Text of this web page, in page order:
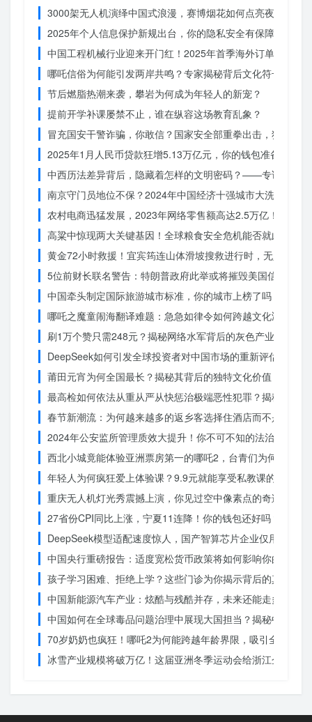
3000架无人机演绎中国式浪漫，赛博烟花如何点亮夜空？
2025年个人信息保护新规出台，你的隐私安全有保障了吗？
中国工程机械行业迎来开门红！2025年首季海外订单激增，
哪吒信俗为何能引发两岸共鸣？专家揭秘背后文化符号的力量
节后燃脂热潮来袭，攀岩为何成为年轻人的新宠？
提前开学补课屡禁不止，谁在纵容这场教育乱象？
冒充国安干警诈骗，你敢信？国家安全部重拳出击，犯罪团
2025年1月人民币贷款狂增5.13万亿元，你的钱包准备好了吗
中西历法差异背后，隐藏着怎样的文明密码？——专访南京
南京守门员地位不保？2024年中国经济十强城市大洗牌
农村电商迅猛发展，2023年网络零售额高达2.5万亿！你还在
高粱中惊现两大关键基因！全球粮食安全危机能否就此终结？
黄金72小时救援！宜宾筠连山体滑坡搜救进行时，无人机遥
5位前财长联名警告：特朗普政府此举或将摧毁美国信誉？
中国牵头制定国际旅游城市标准，你的城市上榜了吗？
哪吒之魔童闹海翻译难题：急急如律令如何跨越文化鸿沟？
刷1万个赞只需248元？揭秘网络水军背后的灰色产业链
DeepSeek如何引发全球投资者对中国市场的重新评估？
莆田元宵为何全国最长？揭秘其背后的独特文化价值
最高检如何依法从重从严从快惩治极端恶性犯罪？揭秘重大
春节新潮流：为何越来越多的返乡客选择住酒店而不是家里？
2024年公安监所管理质效大提升！你不可不知的法治文明新
西北小城竟能体验亚洲票房第一的哪吒2，台青们为何如此惊
年轻人为何疯狂爱上体验课？9.9元就能享受私教课的秘密
重庆无人机灯光秀震撼上演，你见过空中像素点的奇迹吗？
27省份CPI同比上涨，宁夏11连降！你的钱包还好吗？
DeepSeek模型适配速度惊人，国产智算芯片企业仅用一周
中国央行重磅报告：适度宽松货币政策将如何影响你的消费？
孩子学习困难、拒绝上学？这些门诊为你揭示背后的真相
中国新能源汽车产业：炫酷与残酷并存，未来还能走多远？
中国如何在全球毒品问题治理中展现大国担当？揭秘中国方
70岁奶奶也疯狂！哪吒2为何能跨越年龄界限，吸引全民观影
冰雪产业规模将破万亿！这届亚洲冬季运动会给浙江企业带